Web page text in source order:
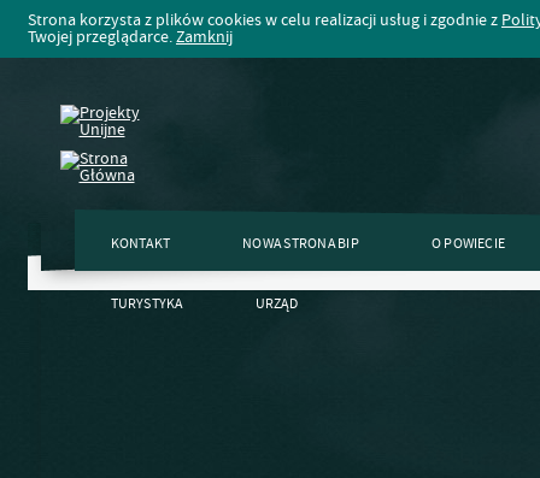
Strona korzysta z plików cookies w celu realizacji usług i zgodnie z
Twojej przeglądarce.Zamknij
KONTAKT NOWA STRONA BIP O POWIECIE
TURYSTYKA URZĄD